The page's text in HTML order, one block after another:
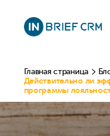
Главная страница
Действительно ли
программы